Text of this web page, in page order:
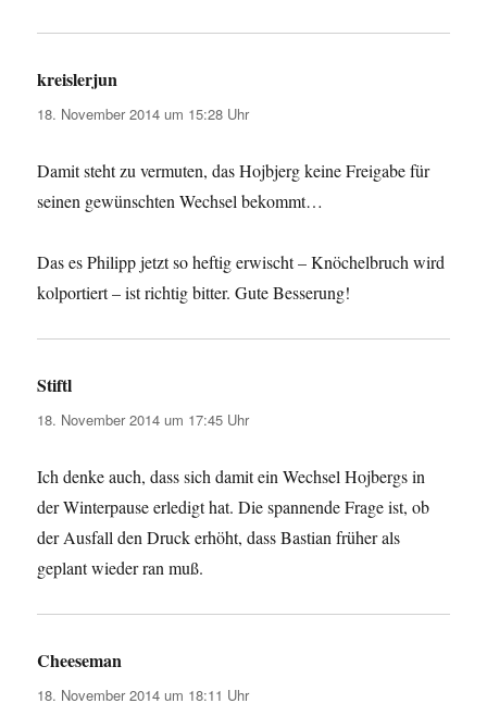
kreislerjun
18. November 2014 um 15:28 Uhr
Damit steht zu vermuten, das Hojbjerg keine Freigabe für
seinen gewünschten Wechsel bekommt…
Das es Philipp jetzt so heftig erwischt – Knöchelbruch wird
kolportiert – ist richtig bitter. Gute Besserung!
Stiftl
18. November 2014 um 17:45 Uhr
Ich denke auch, dass sich damit ein Wechsel Hojbergs in
der Winterpause erledigt hat. Die spannende Frage ist, ob
der Ausfall den Druck erhöht, dass Bastian früher als
geplant wieder ran muß.
Cheeseman
18. November 2014 um 18:11 Uhr